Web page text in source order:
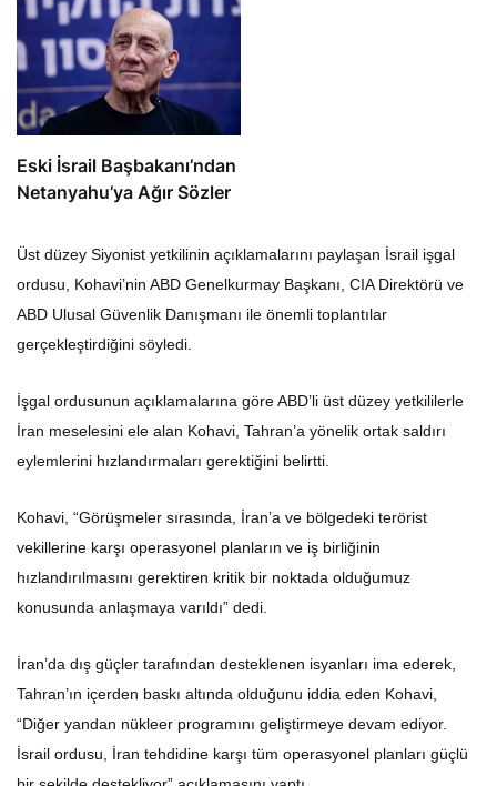
Eski İsrail Başbakanı’ndan
Netanyahu’ya Ağır Sözler
Üst düzey Siyonist yetkilinin açıklamalarını paylaşan İsrail işgal
ordusu, Kohavi’nin ABD Genelkurmay Başkanı, CIA Direktörü ve
ABD Ulusal Güvenlik Danışmanı ile önemli toplantılar
gerçekleştirdiğini söyledi.
İşgal ordusunun açıklamalarına göre ABD’li üst düzey yetkililerle
İran meselesini ele alan Kohavi, Tahran’a yönelik ortak saldırı
eylemlerini hızlandırmaları gerektiğini belirtti.
Kohavi, “Görüşmeler sırasında, İran’a ve bölgedeki terörist
vekillerine karşı operasyonel planların ve iş birliğinin
hızlandırılmasını gerektiren kritik bir noktada olduğumuz
konusunda anlaşmaya varıldı” dedi.
İran’da dış güçler tarafından desteklenen isyanları ima ederek,
Tahran’ın içerden baskı altında olduğunu iddia eden Kohavi,
“Diğer yandan nükleer programını geliştirmeye devam ediyor.
İsrail ordusu, İran tehdidine karşı tüm operasyonel planları güçlü